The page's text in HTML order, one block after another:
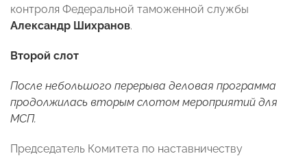
контроля Федеральной таможенной службы
Александр Шихранов.
Второй слот
После небольшого перерыва деловая программа
продолжилась вторым слотом мероприятий для
МСП.
Председатель Комитета по наставничеству